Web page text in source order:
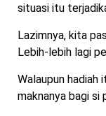
situasi itu
Lazimnya, kita
Lebih-lebih lagi
Walaupun
maknanya bagi si